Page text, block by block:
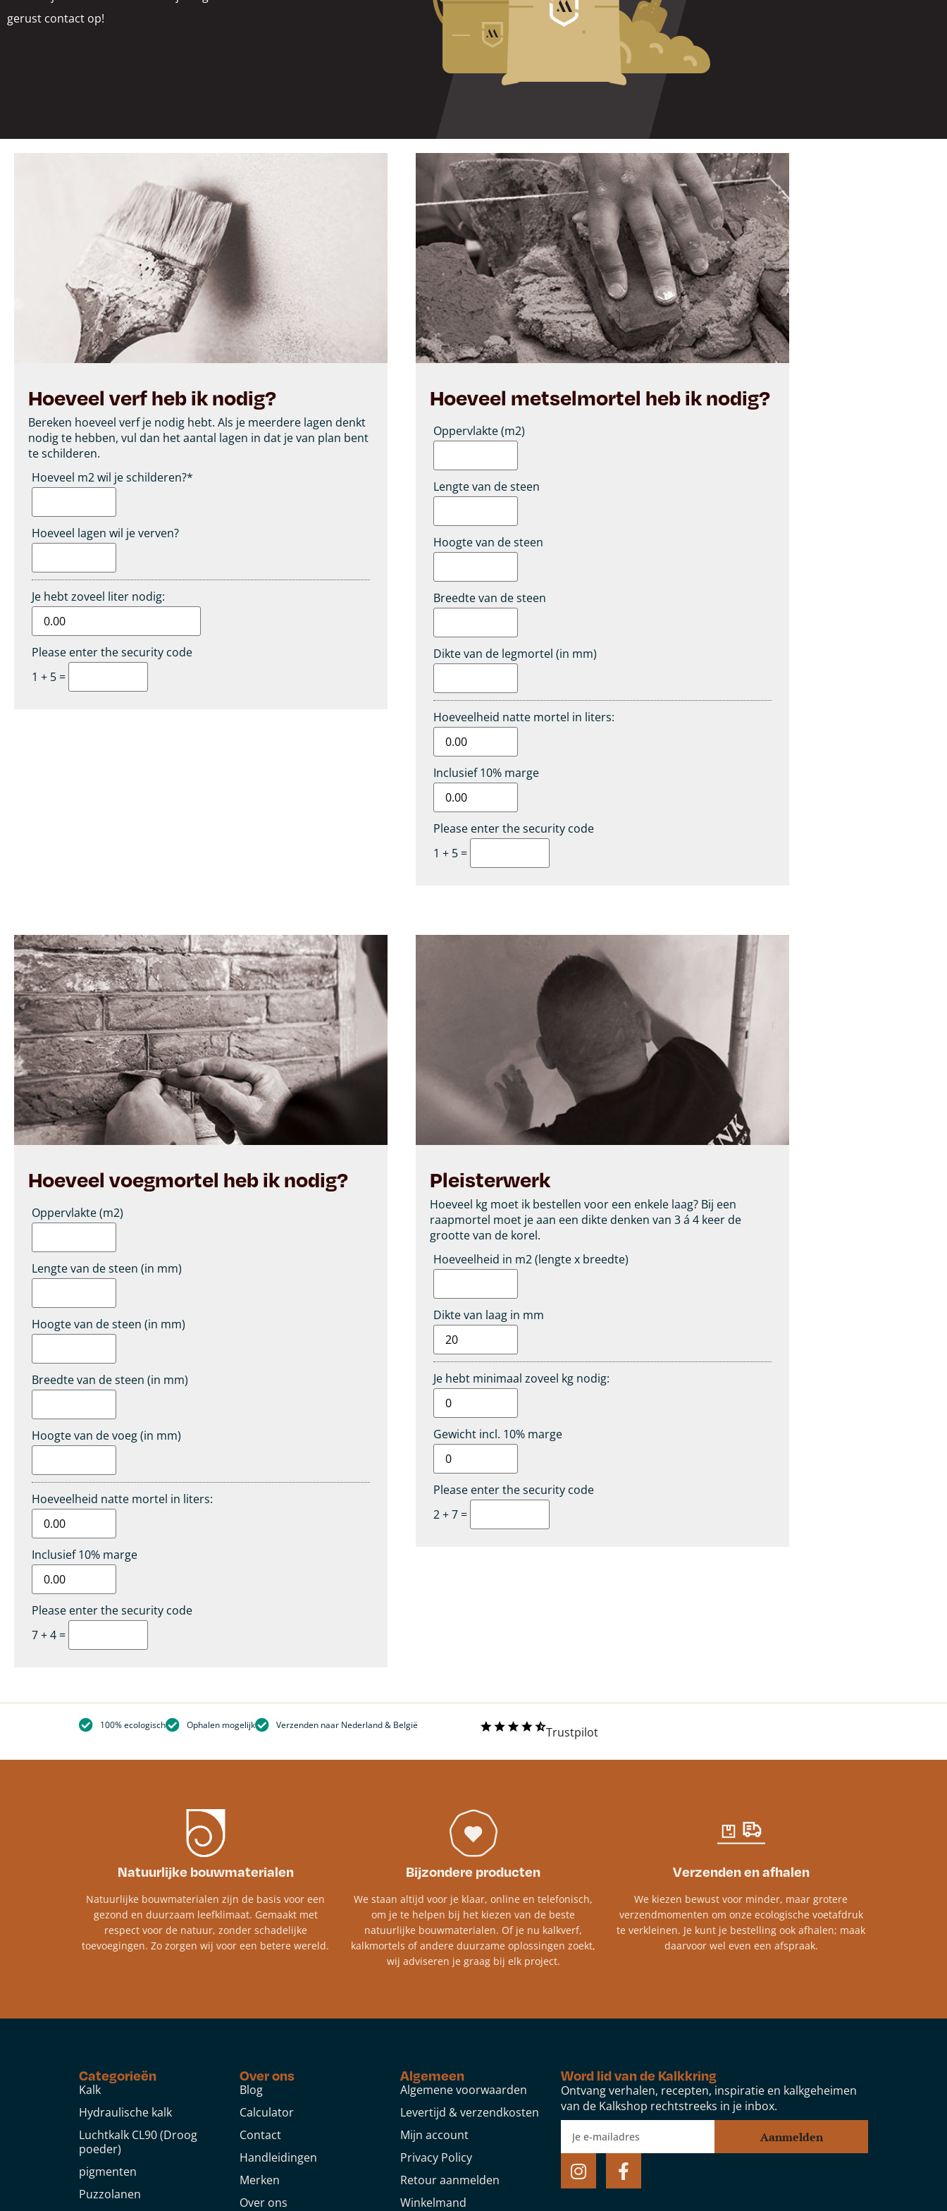
gerust contact op!
Hoeveel verf heb ik nodig?
Bereken hoeveel verf je nodig hebt. Als je meerdere lagen denkt
nodig te hebben, vul dan het aantal lagen in dat je van plan bent
te schilderen.
Hoeveel m2 wil je schilderen?*
Hoeveel lagen wil je verven?
Je hebt zoveel liter nodig:
Please enter the security code
1 + 5 =
Hoeveel metselmortel heb ik nodig?
Oppervlakte (m2)
Lengte van de steen
Hoogte van de steen
Breedte van de steen
Dikte van de legmortel (in mm)
Hoeveelheid natte mortel in liters:
Inclusief 10% marge
Please enter the security code
1 + 5 =
Hoeveel voegmortel heb ik nodig?
Oppervlakte (m2)
Lengte van de steen (in mm)
Hoogte van de steen (in mm)
Breedte van de steen (in mm)
Hoogte van de voeg (in mm)
Hoeveelheid natte mortel in liters:
Inclusief 10% marge
Please enter the security code
7 + 4 =
Pleisterwerk
Hoeveel kg moet ik bestellen voor een enkele laag? Bij een
raapmortel moet je aan een dikte denken van 3 á 4 keer de
grootte van de korel.
Hoeveelheid in m2 (lengte x breedte)
Dikte van laag in mm
Je hebt minimaal zoveel kg nodig:
Gewicht incl. 10% marge
Please enter the security code
2 + 7 =
100% ecologisch Ophalen mogelijk Verzenden naar Nederland & België Trustpilot
Natuurlijke bouwmaterialen
Natuurlijke bouwmaterialen zijn de basis voor een
gezond en duurzaam leefklimaat. Gemaakt met
respect voor de natuur, zonder schadelijke
toevoegingen. Zo zorgen wij voor een betere wereld.
Bijzondere producten
We staan altijd voor je klaar, online en telefonisch,
om je te helpen bij het kiezen van de beste
natuurlijke bouwmaterialen. Of je nu kalkverf,
kalkmortels of andere duurzame oplossingen zoekt,
wij adviseren je graag bij elk project.​
Verzenden en afhalen
We kiezen bewust voor minder, maar grotere
verzendmomenten om onze ecologische voetafdruk
te verkleinen. Je kunt je bestelling ook afhalen; maak
daarvoor wel even een afspraak.
Categorieën
Kalk
Hydraulische kalk
Luchtkalk CL90 (Droog
poeder)
pigmenten
Puzzolanen
Over ons
Blog
Calculator
Contact
Handleidingen
Merken
Over ons
Algemeen
Algemene voorwaarden
Levertijd & verzendkosten
Mijn account
Privacy Policy
Retour aanmelden
Winkelmand
Word lid van de Kalkkring
Ontvang verhalen, recepten, inspiratie en kalkgeheimen
van de Kalkshop rechtstreeks in je inbox.
Aanmelden